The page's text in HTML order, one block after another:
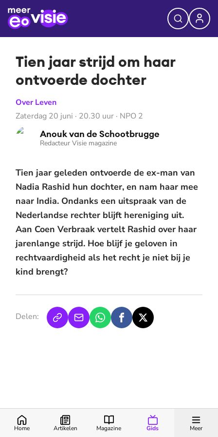
Tien jaar strijd om haar
ontvoerde dochter
Over Leven
Zaterdag 20 juni · 20.30 uur · NPO 2
Anouk van de Schootbrugge
Redacteur Visie magazine
Tien jaar geleden ontvoerde de ex-man van
Nadia Rashid hun dochter, en nam haar mee
naar India. Ondanks een uitspraak van de
Nederlandse rechter blijft hereniging uit.
Aan Coen Verbraak vertelt Rashid over haar
jarenlange strijd. Hoe blijf je geloven in
rechtvaardigheid als het recht je niet bij je
kind brengt?
Delen:
Home Artikelen Magazine Gids Meer